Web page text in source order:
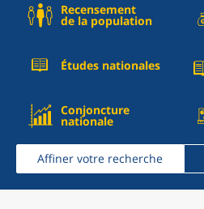
Recensement
de la population
Études nationales
Conjoncture
nationale
Affiner votre recherche